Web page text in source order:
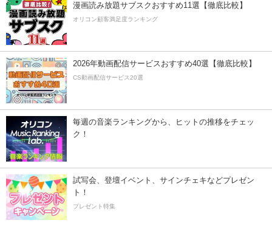
漫画読み放題サブスクおすすめ11選【徹底比較】
オリコン顧客満足度ランキング
2026年動画配信サービスおすすめ40選【徹底比較】
CS動画配信サービス20選
毎週の音楽ランキングから、ヒットの推移をチェッ
ク！
試写会、登壇イベント、サインチェキなどプレゼン
ト！
プレゼント特集